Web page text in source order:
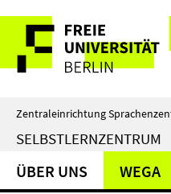
direkt
Inhalt
Service-
Navigation
Zentraleinrichtung
SELBSTLERNZENTRUM
ÜBER UNS WEGA